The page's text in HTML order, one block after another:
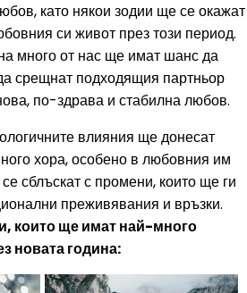
като някои зодии ще се окажат
си живот през този период.
много от нас ще имат шанс да
срещнат подходящия партньор
по-здрава и стабилна любов.
влияния ще донесат
хора, особено в любовния им
сблъскат с промени, които ще ги
преживявания и връзки.
които ще имат най-много
новата година: